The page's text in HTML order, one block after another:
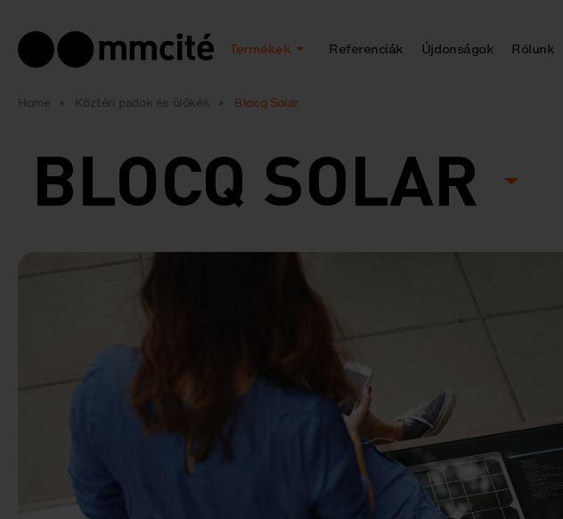
Termékek Referenciák Újdonságok Rólunk
Home Köztéri padok és ülőkék Blocq Solar
BLOCQ SOLAR